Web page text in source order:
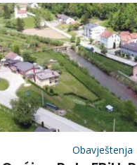
Obavještenja